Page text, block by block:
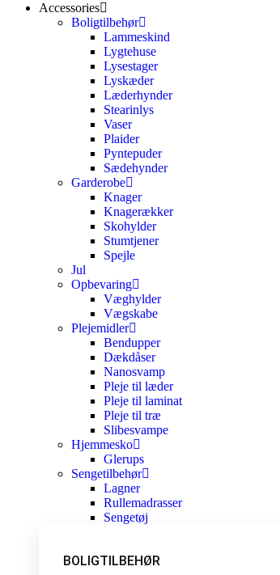
Accessories
Boligtilbehør
Lammeskind
Lygtehuse
Lysestager
Lyskæder
Læderhynder
Stearinlys
Vaser
Plaider
Pyntepuder
Sædehynder
Garderobe
Knager
Knagerækker
Skohylder
Stumtjener
Spejle
Jul
Opbevaring
Væghylder
Vægskabe
Plejemidler
Bendupper
Dækdåser
Nanosvamp
Pleje til læder
Pleje til laminat
Pleje til træ
Slibesvampe
Hjemmesko
Glerups
Sengetilbehør
Lagner
Rullemadrasser
Sengetøj
BOLIGTILBEHØR